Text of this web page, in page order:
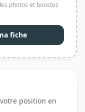
photos et boostez
fiche
position en